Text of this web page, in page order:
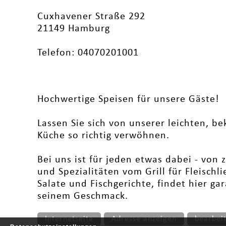
Cuxhavener Straße 292
21149 Hamburg
Telefon: 04070201001
Hochwertige Speisen für unsere Gäste!
Lassen Sie sich von unserer leichten,
Küche so richtig verwöhnen.
Bei uns ist für jeden etwas dabei - von
und Spezialitäten vom Grill für
Salate und Fischgerichte, findet hier
seinem Geschmack.
Internetseite Adresse anzeigen